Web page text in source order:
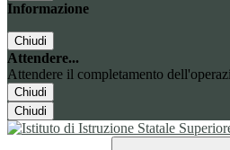
Informazione
Chiudi
Attendere...
Attendere il completamento
Chiudi
Chiudi